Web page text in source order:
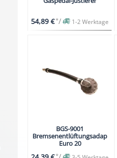
54,89 €*/ 1-2 Werktage
BGS-9001
Bremsenentlüftungsadapter
Euro 20
*